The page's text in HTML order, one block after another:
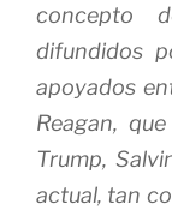
concepto
difundidos
apoyados
Reagan,
Trump,
actual, tan